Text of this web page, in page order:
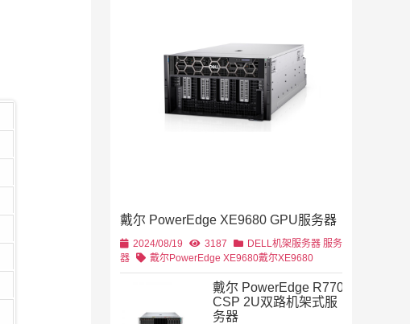
戴尔 PowerEdge XE9680 GPU服务器
2024/08/19 3187 DELL机架服务器 服务
器
戴尔PowerEdge XE9680戴尔XE9680
戴尔 PowerEdge R770
CSP 2U双路机架式服
务器